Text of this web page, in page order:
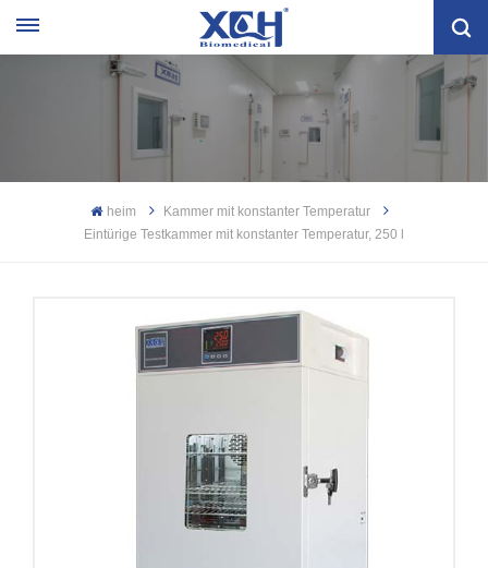
heim
Kammer mit konstanter Temperatur
Eintürige Testkammer mit konstanter Temperatur, 250 l